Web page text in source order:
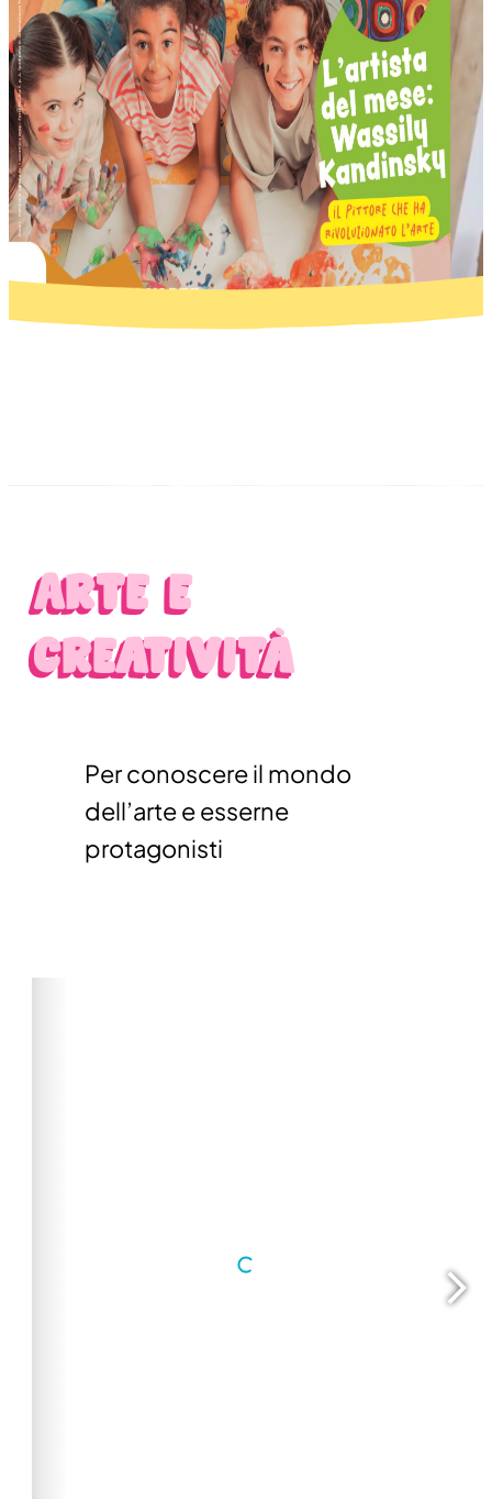
Arte e
creatività
Per conoscere il mondo
dell’arte e esserne
protagonisti